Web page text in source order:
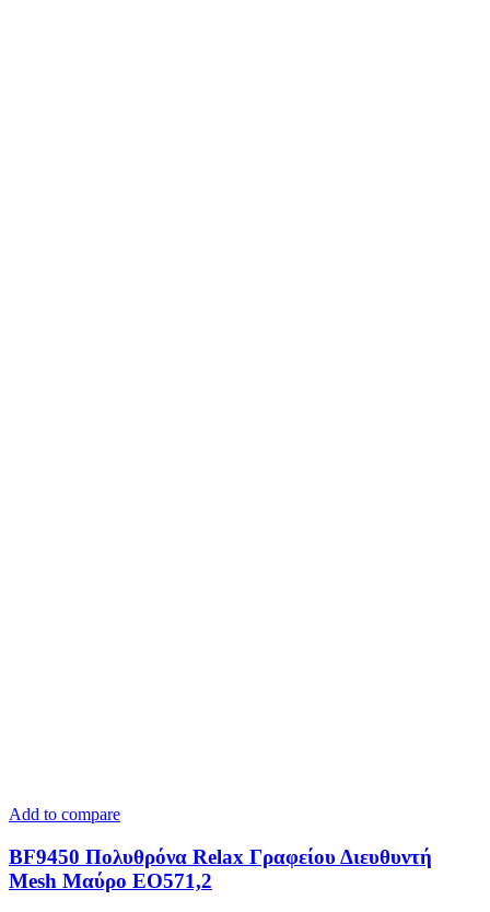
Add to compare
BF9450 Πολυθρόνα Relax Γραφείου Διευθυντή
Mesh Μαύρο ΕΟ571,2